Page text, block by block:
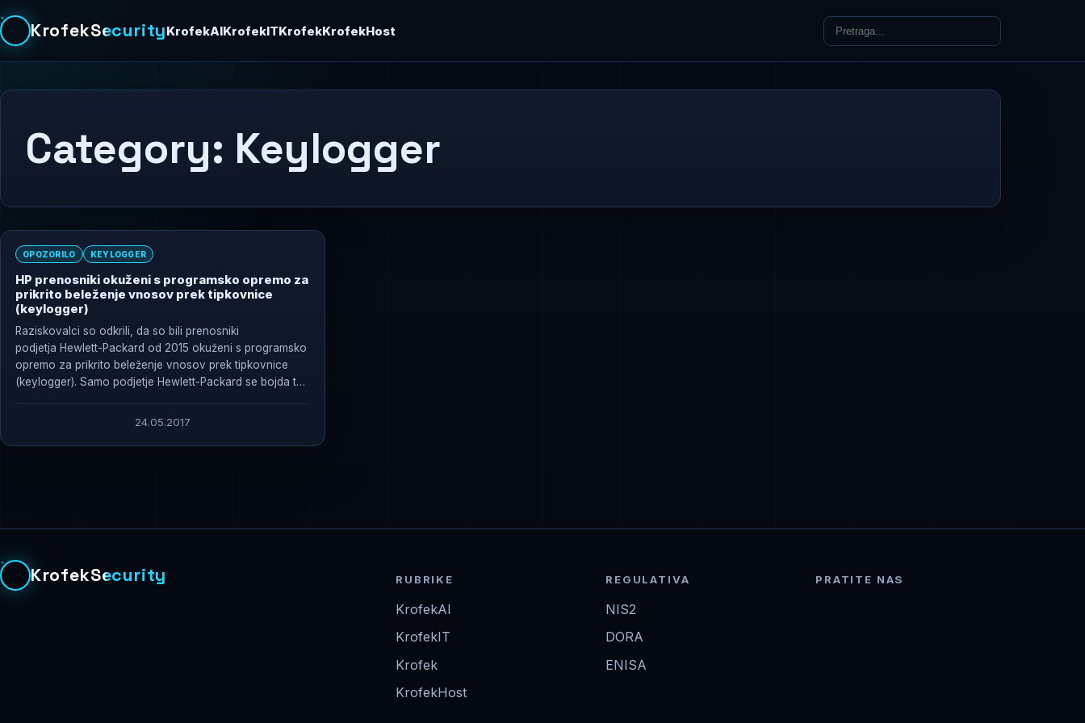
KrofekSecurityKrofekAIKrofekITKrofekKrofekHost
Category: Keylogger
OPOZORILO KEYLOGGER
HP prenosniki okuženi s programsko opremo za
prikrito beleženje vnosov prek tipkovnice
(keylogger)
Raziskovalci so odkrili, da so bili prenosniki
podjetja Hewlett-Packard od 2015 okuženi s programsko
opremo za prikrito beleženje vnosov prek tipkovnice
(keylogger). Samo podjetje Hewlett-Packard se bojda te
24.05.2017
KrofekSecurity RUBRIKE
KrofekAI
KrofekIT
Krofek
KrofekHost
REGULATIVA
NIS2
DORA
ENISA
PRATITE NAS